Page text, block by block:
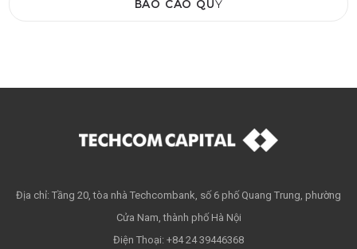
BÁO CÁO QUỸ
Địa chỉ: Tầng 20, tòa nhà Techcombank, số 6 phố Quang Trung, phường
Cửa Nam, thành phố Hà Nội
Điện Thoại: +84 24 39446368